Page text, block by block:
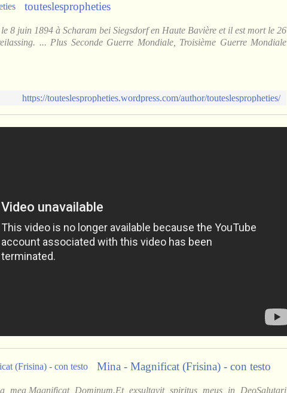
touteslespropheties
8 juin 1894 à Scharam bei Siegsdorf en Haute Bavière et il est mort le 26
... Plus Seconde Guerre Mondiale, Troisième Guerre Mondiale
https://touteslespropheties.wordpress.com/author/touteslespropheties/
Mina - Magnificat (Frisina) - con testo
mea,Magnificat Dominum.Et exsultavit spiritus meus in DeoSalutari